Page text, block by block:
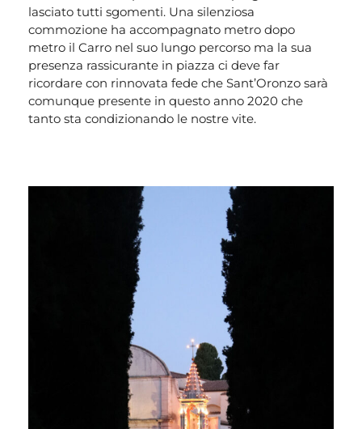
lasciato tutti sgomenti. Una silenziosa
commozione ha accompagnato metro dopo
metro il Carro nel suo lungo percorso ma la sua
presenza rassicurante in piazza ci deve far
ricordare con rinnovata fede che Sant’Oronzo sarà
comunque presente in questo anno 2020 che
tanto sta condizionando le nostre vite.